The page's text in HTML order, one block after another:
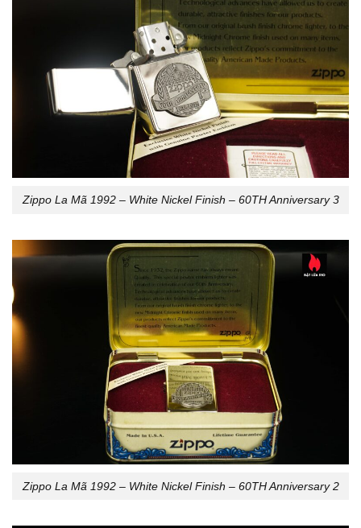
Zippo La Mã 1992 – White Nickel Finish – 60TH Anniversary 3
Zippo La Mã 1992 – White Nickel Finish – 60TH Anniversary 2